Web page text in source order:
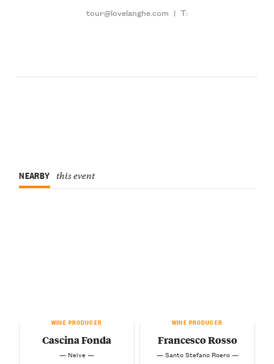
tour@lovelanghe.com | T:
NEARBY this event
WINE PRODUCER
Cascina Fonda
— Neive —
WINE PRODUCER
Francesco Rosso
— Santo Stefano Roero —